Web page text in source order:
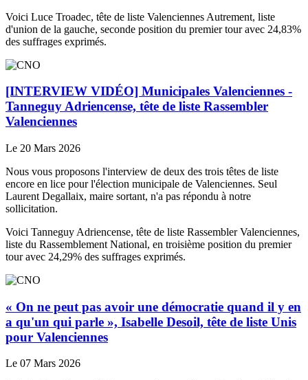
Voici Luce Troadec, tête de liste Valenciennes Autrement, liste
d'union de la gauche, seconde position du premier tour avec 24,83%
des suffrages exprimés.
[INTERVIEW VIDÉO] Municipales Valenciennes -
Tanneguy Adriencense, tête de liste Rassembler
Valenciennes
Le 20 Mars 2026
Nous vous proposons l'interview de deux des trois têtes de liste
encore en lice pour l'élection municipale de Valenciennes. Seul
Laurent Degallaix, maire sortant, n'a pas répondu à notre
sollicitation.
Voici Tanneguy Adriencense, tête de liste Rassembler Valenciennes,
liste du Rassemblement National, en troisième position du premier
tour avec 24,29% des suffrages exprimés.
« On ne peut pas avoir une démocratie quand il y en
a qu'un qui parle », Isabelle Desoil, tête de liste Unis
pour Valenciennes
Le 07 Mars 2026